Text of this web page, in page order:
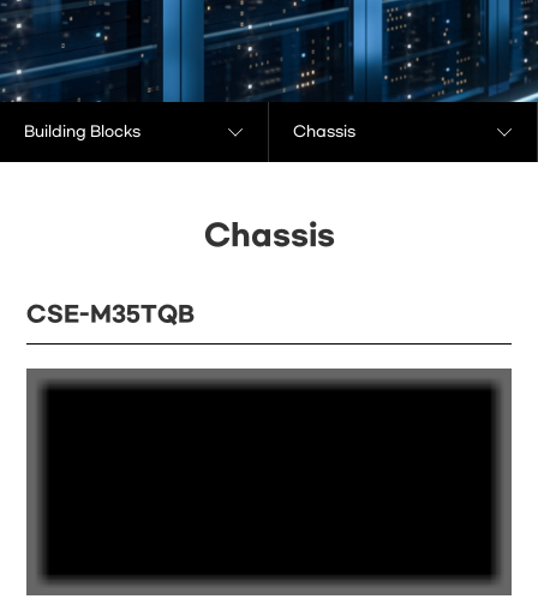
Building Blocks Chassis
Chassis
CSE-M35TQB